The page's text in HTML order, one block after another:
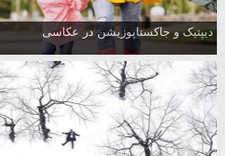
دیپتیک و جاکستا‌پوزیشن در عکاسی